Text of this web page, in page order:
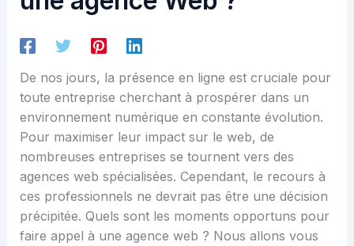
De nos jours, la présence en ligne est cruciale pour
toute entreprise cherchant à prospérer dans un
environnement numérique en constante évolution.
Pour maximiser leur impact sur le web, de
nombreuses entreprises se tournent vers des
agences web spécialisées. Cependant, le recours à
ces professionnels ne devrait pas être une décision
précipitée. Quels sont les moments opportuns pour
faire appel à une agence web ? Nous allons vous